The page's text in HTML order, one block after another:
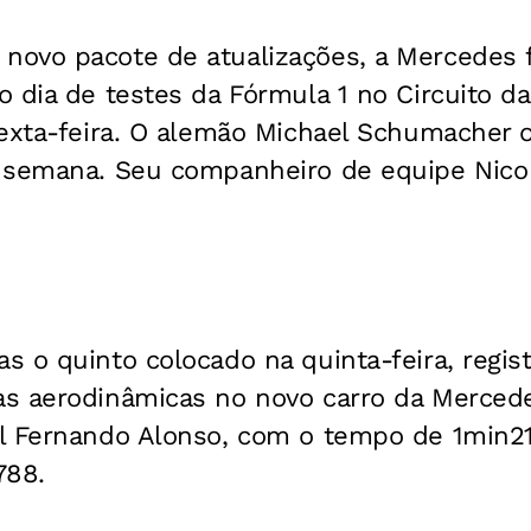
pacote de atualizações, a Mercedes
dia de testes da Fórmula 1 no Circuito
feira. O alemão Michael Schumacher
Seu companheiro de equipe
o quinto colocado na quinta-feira,
aerodinâmicas no novo carro da
Alonso, com o tempo de